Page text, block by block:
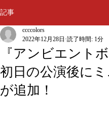
記事
『アンビエント
初日の公演後に
が追加！
ccccolors
2022年12月28日 読了時間: 1分